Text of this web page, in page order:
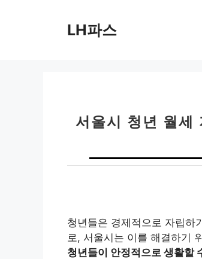
LH파스
서울시 청년 월
청년들은 경제적으로 자립하
로, 서울시는 이를 해결하기
청년들이 안정적으로 생활할